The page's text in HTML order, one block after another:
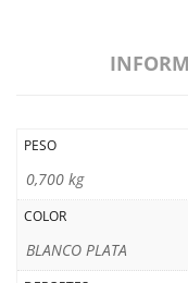
PESO
0,700 kg
COLOR
BLANCO PLATA